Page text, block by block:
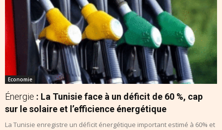
Economie
Énergie : La Tunisie face à un déficit de 60 %, cap
sur le solaire et l’efficience énergétique
La Tunisie enregistre un déficit énergétique important estimé à 60% et